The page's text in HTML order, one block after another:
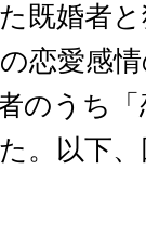
既婚者
恋愛感
のうち
。以下